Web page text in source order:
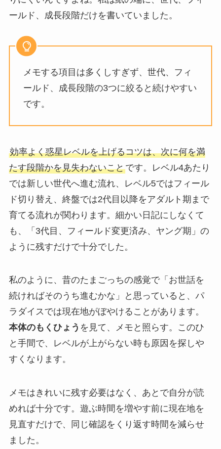
ールド、成長段階だけを書いていました。
メモする項目は多くしすぎず、世代、フィ
ールド、成長段階の3つに絞ると続けやすい
です。
効率よく惑星レベルを上げるコツは、次に何を満
たす段階かを見失わないことです。レベル4あたり
では新しい世代へ進む流れ、レベル5ではフィール
ド切り替え、終盤では2代目以降をアダルト期まで
育てる流れが関わります。細かい日記にしなくて
も、「3代目、フィールド変更済み、ヤング期」の
ように残すだけで十分でした。
私のように、昔のたまごっちの感覚で「お世話を
続ければそのうち進むかな」と思っていると、パ
ラダイスでは現在地がぼやけることがあります。
本体のもくひょう を見て、メモと照らす。このひ
と手間で、レベルが上がらない時も原因を探しや
すくなります。
メモはきれいに残す必要はなく、あとで自分が読
めれば十分です。遊ぶ時間を増やす前に現在地を
見直すだけで、同じ確認をくり返す時間を減らせ
ました。